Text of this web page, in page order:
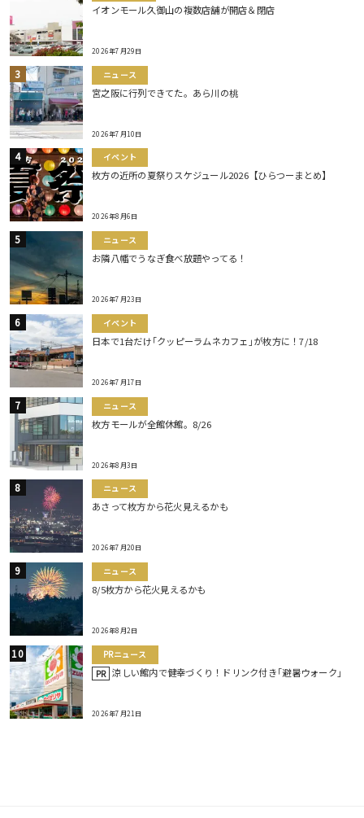
イオンモール久御山の複数店舗が開店＆閉店
2026年7月29日
ニュース
宮之阪に行列できてた。あら川の桃
2026年7月10日
イベント
枚方の近所の夏祭りスケジュール2026【ひらつーまとめ】
2026年8月6日
ニュース
お隣八幡でうなぎ食べ放題やってる！
2026年7月23日
イベント
日本で1台だけ｢クッピーラムネカフェ｣が枚方に！7/18
2026年7月17日
ニュース
枚方モールが全館休館。8/26
2026年8月3日
ニュース
あさって枚方から花火見えるかも
2026年7月20日
ニュース
8/5枚方から花火見えるかも
2026年8月2日
PRニュース
PR 涼しい館内で健幸づくり！ドリンク付き｢避暑ウォーク｣
2026年7月21日